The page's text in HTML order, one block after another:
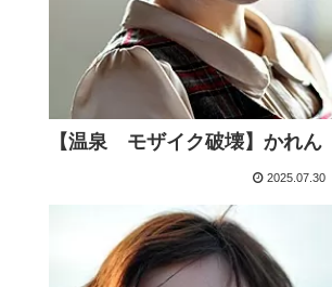
【温泉 モザイク破壊】かれん
2025.07.30